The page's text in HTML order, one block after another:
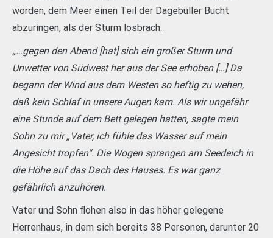
worden, dem Meer einen Teil der Dagebüller Bucht
abzuringen, als der Sturm losbrach.
„…gegen den Abend [hat] sich ein großer Sturm und
Unwetter von Südwest her aus der See erhoben […] Da
begann der Wind aus dem Westen so heftig zu wehen,
daß kein Schlaf in unsere Augen kam. Als wir ungefähr
eine Stunde auf dem Bett gelegen hatten, sagte mein
Sohn zu mir „Vater, ich fühle das Wasser auf mein
Angesicht tropfen“. Die Wogen sprangen am Seedeich in
die Höhe auf das Dach des Hauses. Es war ganz
gefährlich anzuhören.
Vater und Sohn flohen also in das höher gelegene
Herrenhaus, in dem sich bereits 38 Personen, darunter 20